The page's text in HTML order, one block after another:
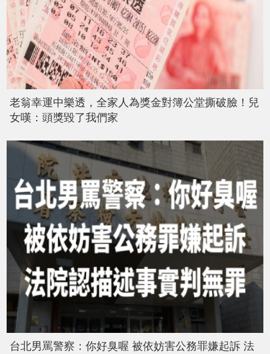
老翁幸運中樂透，全家人為獎金對簿公堂撕破臉！兒
女嘆：頭獎毀了我們家
台北男罵警察：你好臭喔 被依妨害公務罪嫌起訴 法